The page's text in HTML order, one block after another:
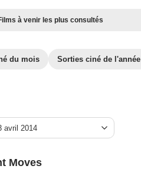
à venir les plus consultés
du mois Sorties ciné de l'année
Moves